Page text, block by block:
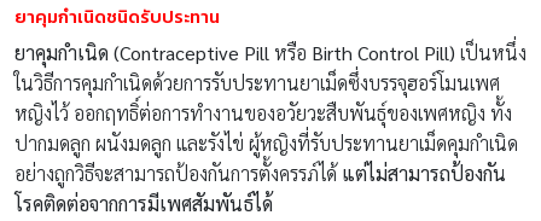
ยาคุมกำเนิดชนิดรับประทาน
ยาคุมกำเนิด (Contraceptive Pill หรือ Birth Control Pill) เป็นหนึ่ง
ในวิธีการคุมกำเนิดด้วยการรับประทานยาเม็ดซึ่งบรรจุฮอร์โมนเพศ
หญิงไว้ ออกฤทธิ์ต่อการทำงานของอวัยวะสืบพันธุ์ของเพศหญิง ทั้ง
ปากมดลูก ผนังมดลูก และรังไข่ ผู้หญิงที่รับประทานยาเม็ดคุมกำเนิด
อย่างถูกวิธีจะสามารถป้องกันการตั้งครรภ์ได้แต่ไม่สามารถป้องกัน
โรคติดต่อจากการมีเพศสัมพันธ์ได้